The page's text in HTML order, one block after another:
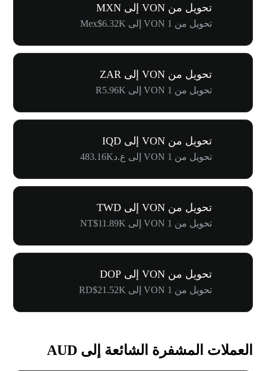
تحويل من VON إلى MXN
تحويل من 1 VON إلى Mex$6.32K
تحويل من VON إلى ZAR
تحويل من 1 VON إلى R5.96K
تحويل من VON إلى IQD
تحويل من 1 VON إلى ع.د483.16K
تحويل من VON إلى TWD
تحويل من 1 VON إلى NT$11.89K
تحويل من VON إلى DOP
تحويل من 1 VON إلى RD$21.52K
العملات المشفرة الشائعة إلى AUD